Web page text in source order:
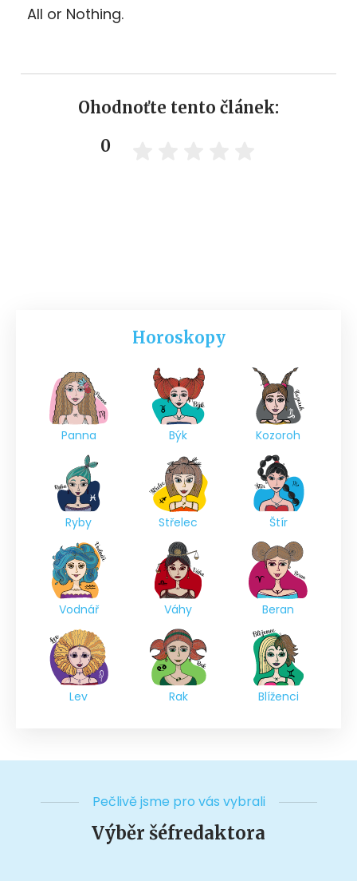
All or Nothing.
Ohodnoťte tento článek:
0
Horoskopy
Panna Býk Kozoroh
Ryby Střelec Štír
Vodnář Váhy Beran
Lev Rak Blíženci
Pečlivě jsme pro vás vybrali
Výběr šéfredaktora